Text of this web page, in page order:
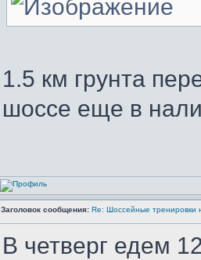
1.5 км грунта
шоссе еще в
Заголовок сообщения: Re: Шоссейные тренировки
В четверг едем